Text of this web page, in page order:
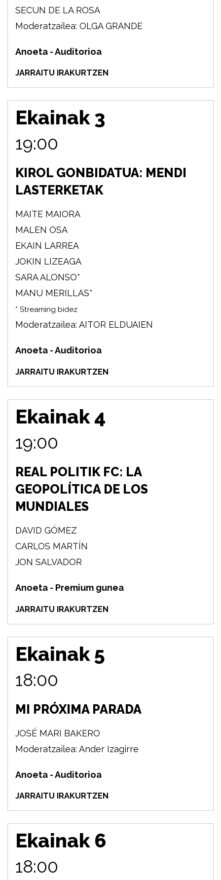
SECUN DE LA ROSA
Moderatzailea: OLGA GRANDE
Anoeta - Auditorioa
JARRAITU IRAKURTZEN
Ekainak 3
19:00
KIROL GONBIDATUA: MENDI
LASTERKETAK
MAITE MAIORA
MALEN OSA
EKAIN LARREA
JOKIN LIZEAGA
SARA ALONSO*
MANU MERILLAS*
* Streaming bidez
Moderatzailea: AITOR ELDUAIEN
Anoeta - Auditorioa
JARRAITU IRAKURTZEN
Ekainak 4
19:00
REAL POLITIK FC: LA
GEOPOLÍTICA DE LOS
MUNDIALES
DAVID GÓMEZ
CARLOS MARTÍN
JON SALVADOR
Anoeta - Premium gunea
JARRAITU IRAKURTZEN
Ekainak 5
18:00
MI PRÓXIMA PARADA
JOSÉ MARI BAKERO
Moderatzailea: Ander Izagirre
Anoeta - Auditorioa
JARRAITU IRAKURTZEN
Ekainak 6
18:00